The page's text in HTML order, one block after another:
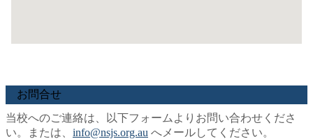
お問合せ
当校へのご連絡は、以下フォームよりお問い合わせくださ
い。または、 info@nsjs.org.au へメールしてください。